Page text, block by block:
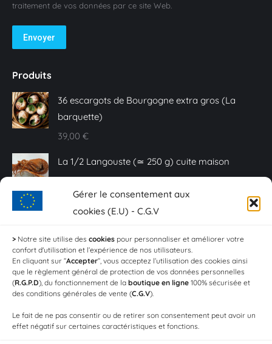
Gérer le consentement aux
cookies (E.U) - C.G.V
> Notre site utilise des cookies pour personnaliser et améliorer votre
confort d'utilisation et l’expérience de nos utilisateurs.
En cliquant sur ”Accepter”, vous acceptez l’utilisation des cookies ainsi
que le règlement général de protection de vos données personnelles
(R.G.P.D), du fonctionnement de la boutique en ligne 100% sécurisée et
des conditions générales de vente (C.G.V).
Le fait de ne pas consentir ou de retirer son consentement peut avoir un
effet négatif sur certaines caractéristiques et fonctions.
traitement de vos données par ce site Web.
Envoyer
Produits
36 escargots de Bourgogne extra gros (La
barquette)
39,00 €
La 1/2 Langouste (≃ 250 g) cuite maison
25,00€
Caviar Baeri - 10 g
Sashimi de truite fumée - Plaquette de 150 g
18,00€
4,20€